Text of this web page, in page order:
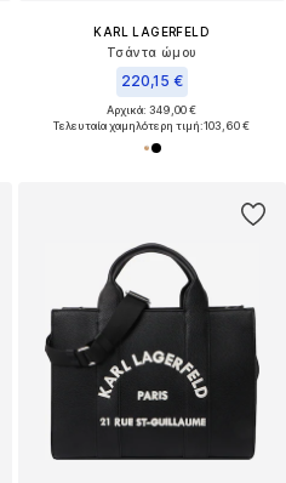
KARL LAGERFELD
Τσάντα ώμου
220,15 €
Αρχικά: 349,00 €
Τελευταία χαμηλότερη τιμή:103,60 €